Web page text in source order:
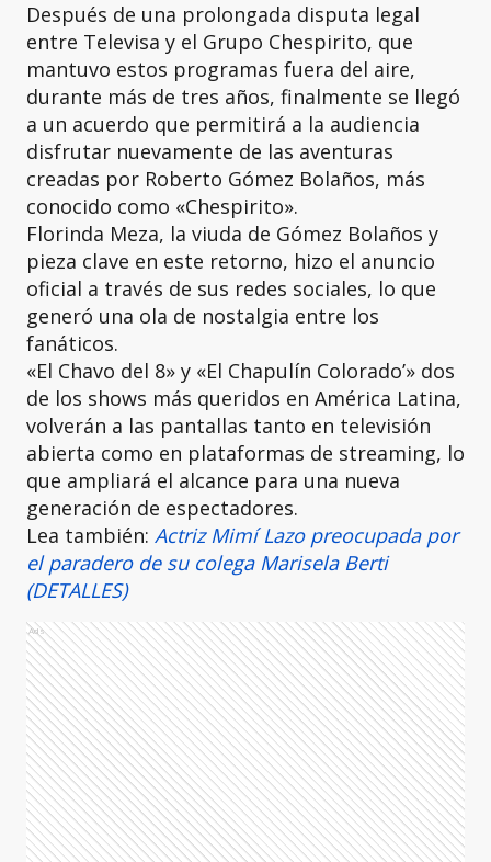
Después de una prolongada disputa legal
entre Televisa y el Grupo Chespirito, que
mantuvo estos programas fuera del aire,
durante más de tres años, finalmente se llegó
a un acuerdo que permitirá a la audiencia
disfrutar nuevamente de las aventuras
creadas por Roberto Gómez Bolaños, más
conocido como «Chespirito».
Florinda Meza, la viuda de Gómez Bolaños y
pieza clave en este retorno, hizo el anuncio
oficial a través de sus redes sociales, lo que
generó una ola de nostalgia entre los
fanáticos.
«El Chavo del 8» y «El Chapulín Colorado’» dos
de los shows más queridos en América Latina,
volverán a las pantallas tanto en televisión
abierta como en plataformas de streaming, lo
que ampliará el alcance para una nueva
generación de espectadores.
Lea también: Actriz Mimí Lazo preocupada por
el paradero de su colega Marisela Berti
(DETALLES)
Ads